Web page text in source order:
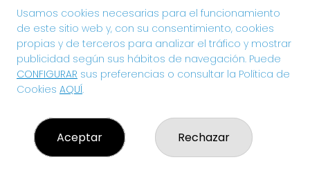
0€
¡SUERTE!
Usamos cookies necesarias para el funcionamiento
de este sitio web y, con su consentimiento, cookies
propias y de terceros para analizar el tráfico y mostrar
publicidad según sus hábitos de navegación. Puede
CONFIGURAR sus preferencias o consultar la Política de
Cookies AQUÍ.
Aceptar Rechazar